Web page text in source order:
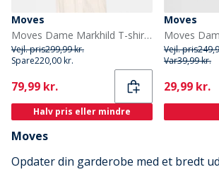
Moves
Moves Dame Markhild T-shirt 699 Navy
Vejl. pris299,99 kr.
Spare220,00 kr.
Current
79,99 kr.
Halv pris eller mindre
Moves
Vejl. pris
Var39,99 kr.
Current
29,99 kr.
Moves
Opdater din garderobe med et bredt